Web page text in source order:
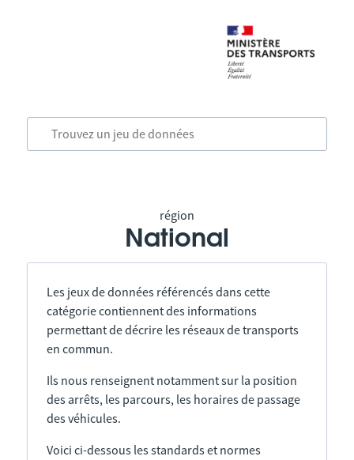
région
National
Les jeux de données référencés dans cette
catégorie contiennent des informations
permettant de décrire les réseaux de transports
en commun.
Ils nous renseignent notamment sur la position
des arrêts, les parcours, les horaires de passage
des véhicules.
Voici ci-dessous les standards et normes